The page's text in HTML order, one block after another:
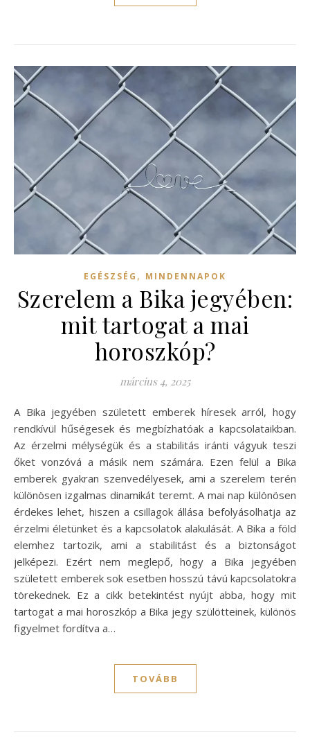
EGÉSZSÉG , MINDENNAPOK
Szerelem a Bika jegyében:
mit tartogat a mai
horoszkóp?
március 4, 2025
A Bika jegyében született emberek híresek arról, hogy
rendkívül hűségesek és megbízhatóak a kapcsolataikban.
Az érzelmi mélységük és a stabilitás iránti vágyuk teszi
őket vonzóvá a másik nem számára. Ezen felül a Bika
emberek gyakran szenvedélyesek, ami a szerelem terén
különösen izgalmas dinamikát teremt. A mai nap különösen
érdekes lehet, hiszen a csillagok állása befolyásolhatja az
érzelmi életünket és a kapcsolatok alakulását. A Bika a föld
elemhez tartozik, ami a stabilitást és a biztonságot
jelképezi. Ezért nem meglepő, hogy a Bika jegyében
született emberek sok esetben hosszú távú kapcsolatokra
törekednek. Ez a cikk betekintést nyújt abba, hogy mit
tartogat a mai horoszkóp a Bika jegy szülötteinek, különös
figyelmet fordítva a…
TOVÁBB